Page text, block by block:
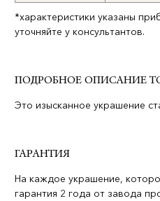
*характеристики указаны
уточняйте у консультантов.
ПОДРОБНОЕ ОПИСАНИЕ
Это изысканное украшение
ГАРАНТИЯ
На каждое украшение,
гарантия 2 года от завода